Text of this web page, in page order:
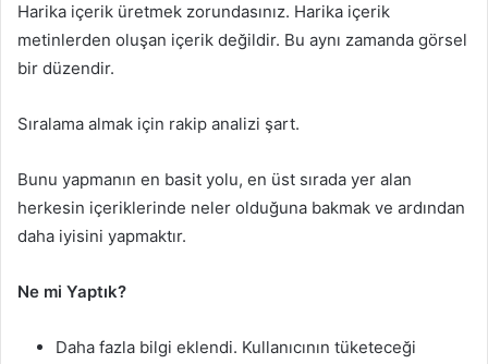
Harika içerik üretmek zorundasınız. Harika içerik
metinlerden oluşan içerik değildir. Bu aynı zamanda görsel
bir düzendir.
Sıralama almak için rakip analizi şart.
Bunu yapmanın en basit yolu, en üst sırada yer alan
herkesin içeriklerinde neler olduğuna bakmak ve ardından
daha iyisini yapmaktır.
Ne mi Yaptık?
Daha fazla bilgi eklendi. Kullanıcının tüketeceği